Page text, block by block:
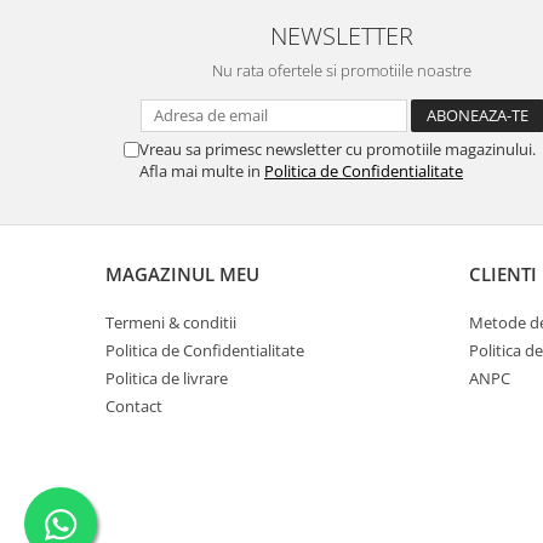
Tricouri biciclisti downhill
Tricouri skateboard
Tricouri fitness/sala de forta
NEWSLETTER
Nu rata ofertele si promotiile noastre
Vreau sa primesc newsletter cu promotiile magazinului.
Afla mai multe in Politica de Confidentialitate
MAGAZINUL MEU
Termeni & conditii
Politica de Confidentialitate
Politica de livrare
Contact
CLIENTI
Metode
Politica
ANPC